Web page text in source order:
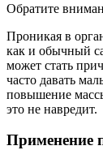
Обратите
Проникая в
как и обычный
может стать
часто давать
повышение
это не навредит.
Применение